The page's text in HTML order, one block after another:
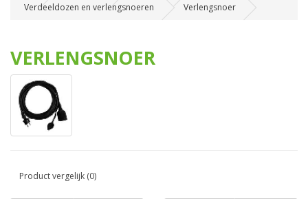
Verdeeldozen en verlengsnoeren
Verlengsnoer
VERLENGSNOER
Product vergelijk (0)